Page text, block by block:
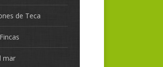
de Teca
mar